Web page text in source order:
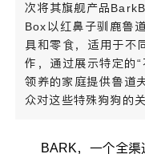
次将其旗舰产品
Box以红鼻子驯鹿鲁
具和零食，适用于不
作，通过展示特定的
领养的家庭提供鲁道
众对这些特殊狗狗的
BARK，一个全